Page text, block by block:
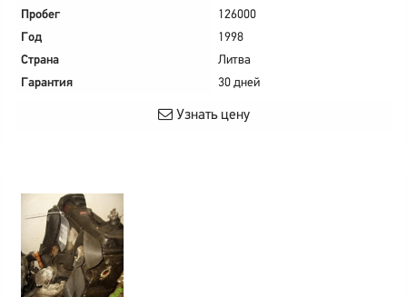
Пробег
126000
Год
1998
Страна
Литва
Гарантия
30 дней
Узнать цену